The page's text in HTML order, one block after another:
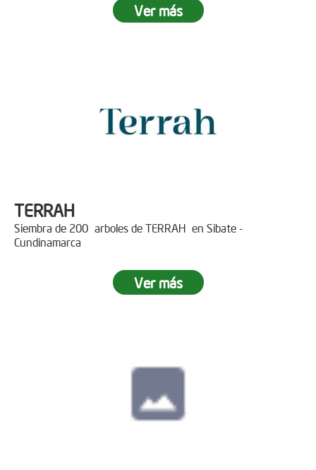
Ver más
TERRAH
Siembra de 200 arboles de TERRAH en Sibate -
Cundinamarca
Ver más